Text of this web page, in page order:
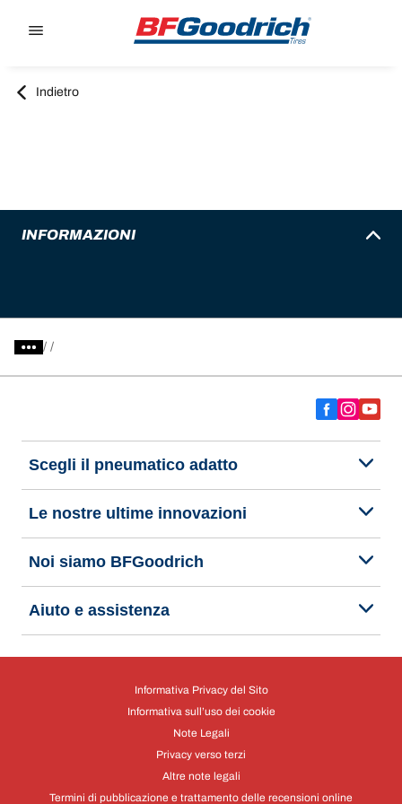
Indietro
INFORMAZIONI
/
Scegli il pneumatico adatto
Le nostre ultime innovazioni
Noi siamo BFGoodrich
Aiuto e assistenza
Informativa Privacy del Sito
Informativa sull’uso dei cookie
Note Legali
Privacy verso terzi
Altre note legali
Termini di pubblicazione e trattamento delle recensioni online